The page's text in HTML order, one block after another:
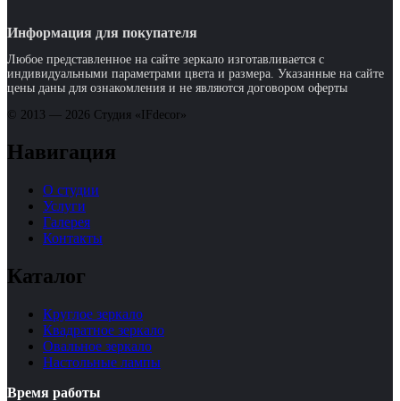
Информация для покупателя
Любое представленное на сайте зеркало изготавливается с
индивидуальными параметрами цвета и размера. Указанные на сайте
цены даны для ознакомления и не являются договором оферты
© 2013 — 2026 Студия «IFdecor»
Навигация
О студии
Услуги
Галерея
Контакты
Каталог
Круглое зеркало
Квадратное зеркало
Овальное зеркало
Настольные лампы
Время работы